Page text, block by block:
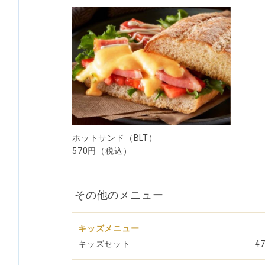
ホットサンド（BLT）
570円（税込）
その他のメニュー
キッズメニュー
キッズセット